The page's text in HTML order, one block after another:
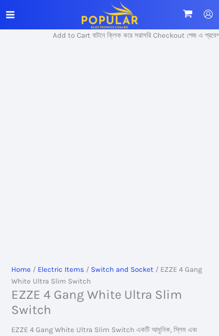
to
content
Add to Cart বাটনে ক্লিক করে সরাসরি Checkout পেজ এ প্রবেশ
Home / Electric Items / Switch and Socket / EZZE 4 Gang
White Ultra Slim Switch
EZZE 4 Gang White Ultra Slim
Switch
EZZE 4 Gang White Ultra Slim Switch একটি আধুনিক, স্লিম এবং